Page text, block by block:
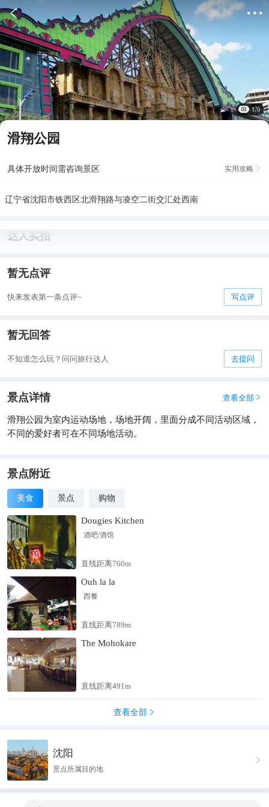
 
1/0
滑翔公园
具体开放时间需咨询景区 实用攻略 
辽宁省沈阳市铁西区北滑翔路与凌空二街交汇处西南
达人实拍
暂无点评
快来发表第一条点评~ 写点评
暂无回答
不知道怎么玩？问问旅行达人 去提问
景点详情 查看全部 
滑翔公园为室内运动场地，场地开阔，里面分成不同活动区域，
不同的爱好者可在不同场地活动。
景点附近
美食 景点 购物
Dougies Kitchen
酒吧/酒馆
直线距离760m
Ouh la la
西餐
直线距离789m
The Mohokare
直线距离491m
查看全部 
沈阳
景点所属目的地
